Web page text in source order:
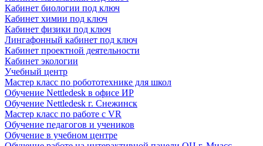
Кабинет биологии под ключ
Кабинет химии под ключ
Кабинет физики под ключ
Лингафонный кабинет под ключ
Кабинет проектной деятельности
Кабинет экологии
Учебный центр
Мастер класс по робототехнике для школ
Обучение Nettledesk в офисе ИР
Обучение Nettledesk г. Снежинск
Мастер класс по работе с VR
Обучение педагогов и учеников
Обучение в учебном центре